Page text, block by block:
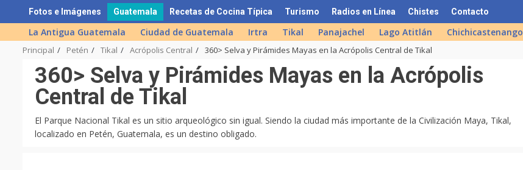
to
content
Fotos e Imágenes Guatemala Recetas de Cocina Típica Turismo Radios en Línea Chistes Contacto
La Antigua Guatemala Ciudad de Guatemala Irtra Tikal Panajachel Lago Atitlán Chichicastenango
Principal Petén Tikal Acrópolis Central 360> Selva y Pirámides Mayas en la Acrópolis Central de Tikal
360> Selva y Pirámides Mayas en la Acrópolis
Central de Tikal
El Parque Nacional Tikal es un sitio arqueológico sin igual. Siendo la ciudad más importante de la Civilización Maya, Tikal,
localizado en Petén, Guatemala, es un destino obligado.